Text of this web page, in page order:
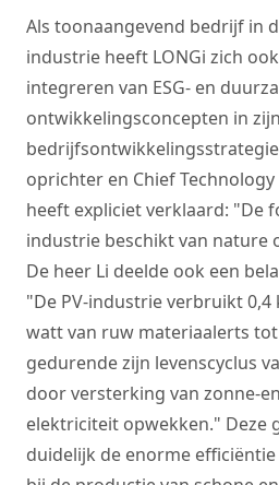
Als toonaangevend bedrijf in
industrie heeft LONGi zich
integreren van ESG- en
ontwikkelingsconcepten in zijn
oprichter en Chief Technology
heeft expliciet verklaard: "De
industrie beschikt van nature
De heer Li deelde ook een
"De PV-industrie verbruikt
watt van ruw materiaalerts
gedurende zijn levenscyclus
door versterking van zonne-
elektriciteit opwekken." Deze
duidelijk de enorme